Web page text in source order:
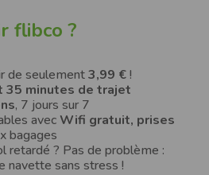
flibco ?
de seulement3,99 €!
35 minutes de trajet
, 7 jours sur 7
avec Wifi gratuit, prises
bagages
retardé ? Pas de problème :
navette sans stress !